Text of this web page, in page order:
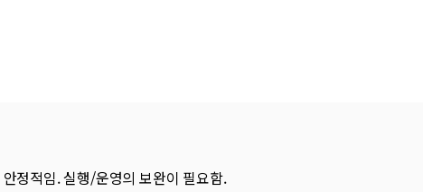
정적임. 실행/운영의 보완이 필요함.